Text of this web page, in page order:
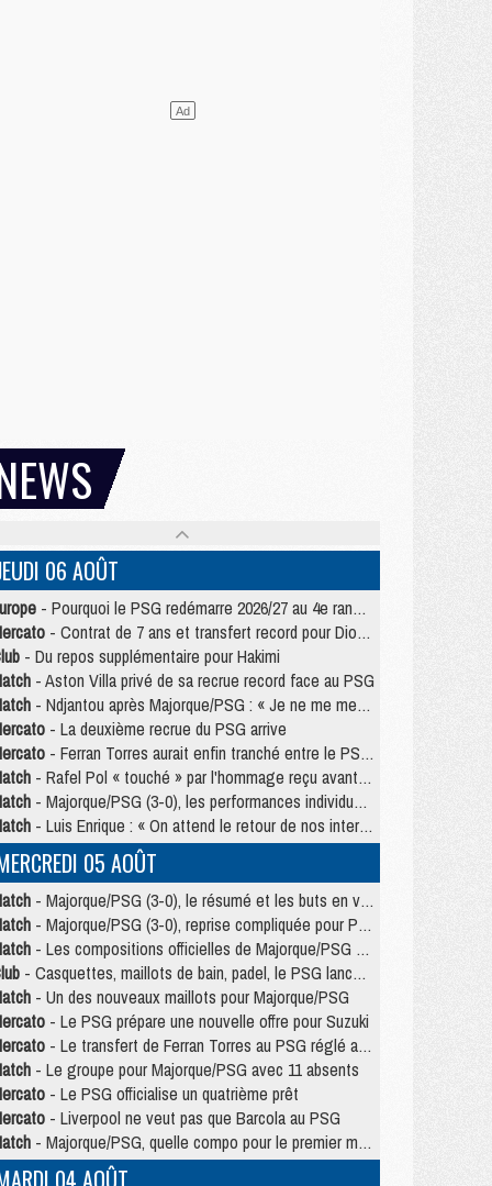
06 AOÛT
- Pourquoi le PSG redémarre 2026/27 au 4e rang du coefficient UEFA
- Contrat de 7 ans et transfert record pour Diomandé loin du PSG
- Du repos supplémentaire pour Hakimi
- Aston Villa privé de sa recrue record face au PSG
- Ndjantou après Majorque/PSG : « Je ne me mets pas de plafond »
- La deuxième recrue du PSG arrive
- Ferran Torres aurait enfin tranché entre le PSG et le Barça
- Rafel Pol « touché » par l'hommage reçu avant Majorque/PSG
- Majorque/PSG (3-0), les performances individuelles
- Luis Enrique : « On attend le retour de nos internationaux »
05 AOÛT
- Majorque/PSG (3-0), le résumé et les buts en video
- Majorque/PSG (3-0), reprise compliquée pour Paris
- Les compositions officielles de Majorque/PSG avec Kvara et de nombreux jeunes
- Casquettes, maillots de bain, padel, le PSG lance sa collection été
- Un des nouveaux maillots pour Majorque/PSG
- Le PSG prépare une nouvelle offre pour Suzuki
- Le transfert de Ferran Torres au PSG réglé avant le 12 août ?
- Le groupe pour Majorque/PSG avec 11 absents
- Le PSG officialise un quatrième prêt
- Liverpool ne veut pas que Barcola au PSG
- Majorque/PSG, quelle compo pour le premier match de la saison 2026/27 ?
04 AOÛT